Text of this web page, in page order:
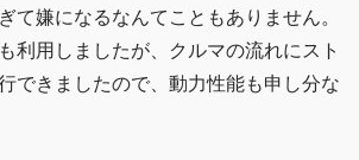
て嫌になるなんてこともありません。
利用しましたが、クルマの流れにスト
できましたので、動力性能も申し分な